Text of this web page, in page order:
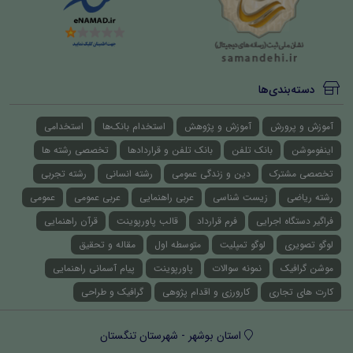
دسته‌بندی‌ها
آموزش و پرورش آموزش و پژوهش استخدام بانک‌ها
استخدامی
اینفوموشن
بانک تلفن بانک تلفن و قراردادها
تخصصی رشته ها
تخصصی مشترک
دین و زندگی عمومی رشته انسانی
رشته تجربی
رشته ریاضی
زیست شناسی عربی راهنمایی عربی عمومی
عمومی
فراگیر دستگاه اجرایی
فرم قرارداد قالب پاورپوینت
قرآن راهنمایی
لوگو تصویری
لوگو تمپلیت متوسطه اول
مقاله و تحقیق
موشن گرافیک
نمونه سوالات پاورپوینت
پیام آسمانی راهنمایی
کارت های تجاری
کارورزی و اقدام پژوهی گرافیک و طراحی
استان بوشهر - شهرستان تنگستان